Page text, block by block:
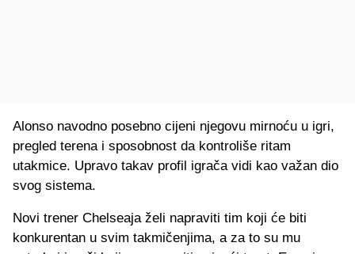
Alonso navodno posebno cijeni njegovu mirnoću u igri,
pregled terena i sposobnost da kontroliše ritam
utakmice. Upravo takav profil igrača vidi kao važan dio
svog sistema.
Novi trener Chelseaja želi napraviti tim koji će biti
konkurentan u svim takmičenjima, a za to su mu